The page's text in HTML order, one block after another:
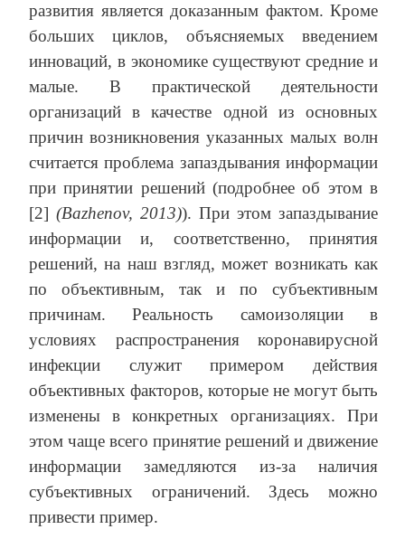
развития является доказанным фактом. Кроме
больших циклов, объясняемых введением
инноваций, в экономике существуют средние и
малые. В практической деятельности
организаций в качестве одной из основных
причин возникновения указанных малых волн
считается проблема запаздывания информации
при принятии решений (подробнее об этом в
[2] (Bazhenov, 2013)). При этом запаздывание
информации и, соответственно, принятия
решений, на наш взгляд, может возникать как
по объективным, так и по субъективным
причинам. Реальность самоизоляции в
условиях распространения коронавирусной
инфекции служит примером действия
объективных факторов, которые не могут быть
изменены в конкретных организациях. При
этом чаще всего принятие решений и движение
информации замедляются из-за наличия
субъективных ограничений. Здесь можно
привести пример.